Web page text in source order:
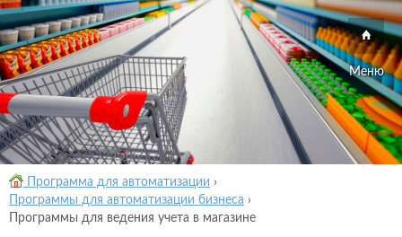
Меню
Программа для автоматизации ›
Программы для автоматизации бизнеса ›
Программы для ведения учета в магазине